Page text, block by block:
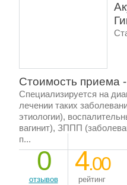
Стоимость приема
Специализируется на
лечении таких
этиологии),
вагинит), ЗППП
п...
0
отзывов
4.00
рейтинг